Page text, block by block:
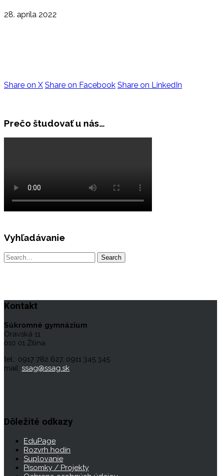
28. apríla 2022
Share on X Share on Facebook Share on LinkedIn
Prečo študovať u nás…
Vyhľadávanie
Kontakt
Súkromné gymnázium
Oravská 11
010 01 Žilina
tel.: 0917 782 627, 0911 345 345
mail: ssag@ssag.sk
Dôležité odkazy
EduPage
Rozvrh hodín
Suplovanie
Písomky / Projekty